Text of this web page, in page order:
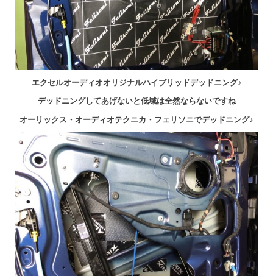
エクセルオーディオオリジナルハイブリッドデッドニング♪
デッドニングしてあげないと低域は全然ならないですね
オーリックス・オーディオテクニカ・フェリソニでデッドニング♪